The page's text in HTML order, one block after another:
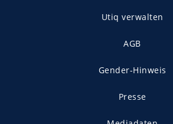
Utiq verwalten
AGB
Gender-Hinweis
Presse